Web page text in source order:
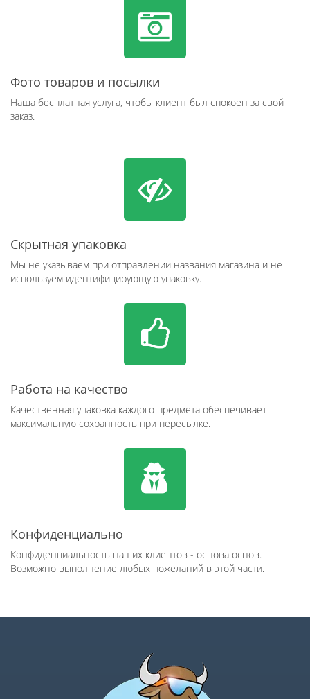
Фото товаров и посылки
Наша бесплатная услуга, чтобы клиент был спокоен за свой
заказ.
Скрытная упаковка
Мы не указываем при отправлении названия магазина и не
используем идентифицирующую упаковку.
Работа на качество
Качественная упаковка каждого предмета обеспечивает
максимальную сохранность при пересылке.
Конфиденциально
Конфиденциальность наших клиентов - основа основ.
Возможно выполнение любых пожеланий в этой части.